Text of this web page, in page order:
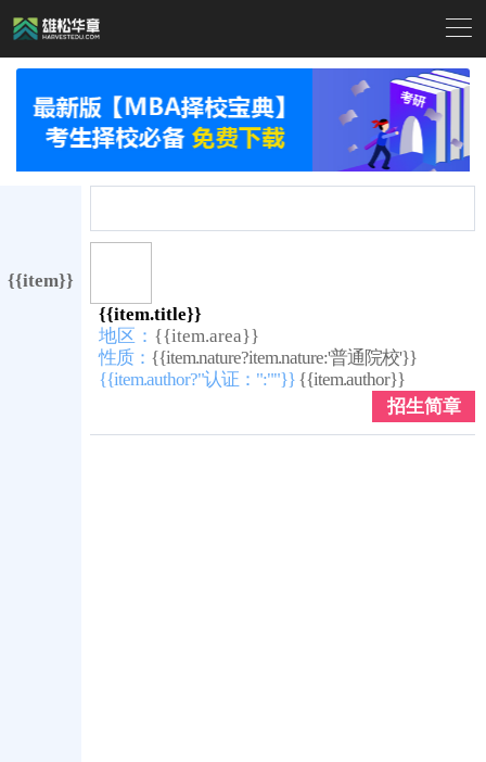

{{item}}
{{item.title}}
地区： {{item.area}}
性质： {{item.nature?item.nature:'普通院校'}}
{{item.author?"认证：":""}} {{item.author}}
招生简章